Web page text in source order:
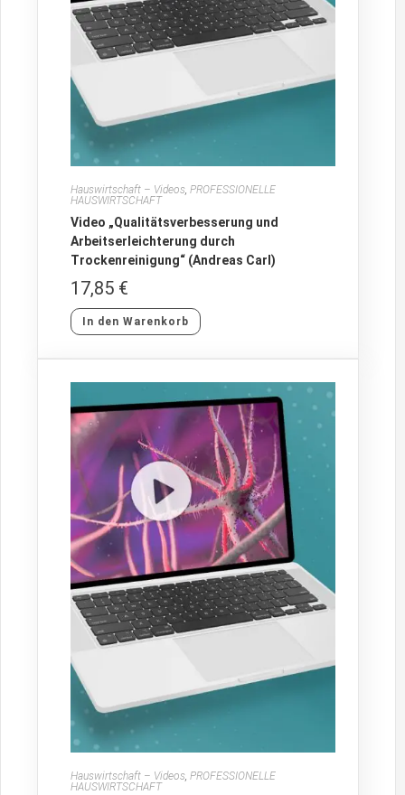
Hauswirtschaft – Videos,PROFESSIONELLE
HAUSWIRTSCHAFT
Video „Qualitätsverbesserung und
Arbeitserleichterung durch
Trockenreinigung“ (Andreas Carl)
17,85 €
In den Warenkorb
Hauswirtschaft – Videos,PROFESSIONELLE
HAUSWIRTSCHAFT